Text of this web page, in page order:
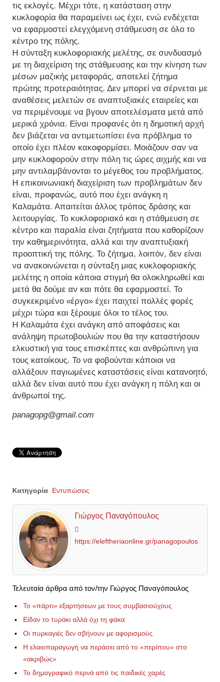
τις εκλογές. Μέχρι τότε, η κατάσταση στην
κυκλοφορία θα παραμείνει ως έχει, ενώ ενδέχεται
να εφαρμοστεί ελεγχόμενη στάθμευση σε όλο το
κέντρο της πόλης.
Η σύνταξη κυκλοφοριακής μελέτης, σε συνδυασμό
με τη διαχείριση της στάθμευσης και την κίνηση των
μέσων μαζικής μεταφοράς, αποτελεί ζήτημα
πρώτης προτεραιότητας. Δεν μπορεί να σέρνεται με
αναθέσεις μελετών σε αναπτυξιακές εταιρείες και
να περιμένουμε να βγουν αποτελέσματα μετά από
μερικά χρόνια. Είναι προφανές ότι η δημοτική αρχή
δεν βιάζεται να αντιμετωπίσει ένα πρόβλημα το
οποίο έχει πλέον κακοφορμίσει. Μοιάζουν σαν να
μην κυκλοφορούν στην πόλη τις ώρες αιχμής και να
μην αντιλαμβάνονται το μέγεθος του προβλήματος.
Η επικοινωνιακή διαχείριση των προβλημάτων δεν
είναι, προφανώς, αυτό που έχει ανάγκη η
Καλαμάτα. Απαιτείται άλλος τρόπος δράσης και
λειτουργίας. Το κυκλοφοριακό και η στάθμευση σε
κέντρο και παραλία είναι ζητήματα που καθορίζουν
την καθημερινότητα, αλλά και την αναπτυξιακή
προοπτική της πόλης. Το ζήτημα, λοιπόν, δεν είναι
να ανακοινώνεται η σύνταξη μιας κυκλοφοριακής
μελέτης η οποία κάποια στιγμή θα ολοκληρωθεί και
μετά θα δούμε αν και πότε θα εφαρμοστεί. Το
συγκεκριμένο «έργο» έχει παιχτεί πολλές φορές
μέχρι τώρα και ξέρουμε όλοι το τέλος του.
Η Καλαμάτα έχει ανάγκη από αποφάσεις και
ανάληψη πρωτοβουλιών που θα την καταστήσουν
ελκυστική για τους επισκέπτες και ανθρώπινη για
τους κατοίκους. Το να φοβούνται κάποιοι να
αλλάξουν παγιωμένες καταστάσεις είναι κατανοητό,
αλλά δεν είναι αυτό που έχει ανάγκη η πόλη και οι
άνθρωποί της.
panagopg@gmail.com
Κατηγορία Εντυπώσεις
Γιώργος Παναγόπουλος
https://eleftheriaonline.gr/panagopoulos
Τελευταία άρθρα από τον/την Γιώργος Παναγόπουλος
Το «πάρτι» εξαρτήσεων με τους συμβασιούχους
Είδαν το τυράκι αλλά όχι τη φάκα
Οι πυρκαγιές δεν σβήνουν με αφορισμούς
Η ελαιοπαραγωγή να περάσει από το «περίπου» στο
«ακριβώς»
Το δημογραφικό περνά από τις παιδικές χαρές